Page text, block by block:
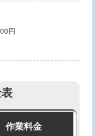
円
作業料金